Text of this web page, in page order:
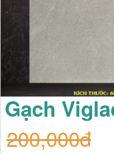
Gạch
200,000đ